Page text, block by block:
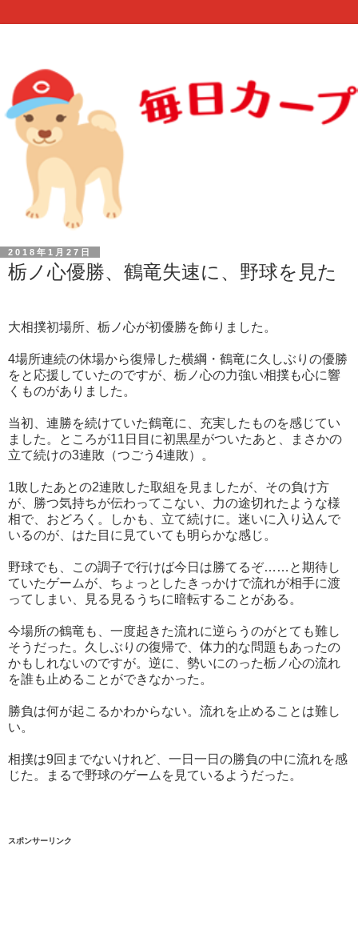
2018年1月27日
栃ノ心優勝、鶴竜失速に、野球を見た
大相撲初場所、栃ノ心が初優勝を飾りました。
4場所連続の休場から復帰した横綱・鶴竜に久しぶりの優勝
をと応援していたのですが、栃ノ心の力強い相撲も心に響
くものがありました。
当初、連勝を続けていた鶴竜に、充実したものを感じてい
ました。ところが11日目に初黒星がついたあと、まさかの
立て続けの3連敗（つごう4連敗）。
1敗したあとの2連敗した取組を見ましたが、その負け方
が、勝つ気持ちが伝わってこない、力の途切れたような様
相で、おどろく。しかも、立て続けに。迷いに入り込んで
いるのが、はた目に見ていても明らかな感じ。
野球でも、この調子で行けば今日は勝てるぞ……と期待し
ていたゲームが、ちょっとしたきっかけで流れが相手に渡
ってしまい、見る見るうちに暗転することがある。
今場所の鶴竜も、一度起きた流れに逆らうのがとても難し
そうだった。久しぶりの復帰で、体力的な問題もあったの
かもしれないのですが。逆に、勢いにのった栃ノ心の流れ
を誰も止めることができなかった。
勝負は何が起こるかわからない。流れを止めることは難し
い。
相撲は9回までないけれど、一日一日の勝負の中に流れを感
じた。まるで野球のゲームを見ているようだった。
スポンサーリンク